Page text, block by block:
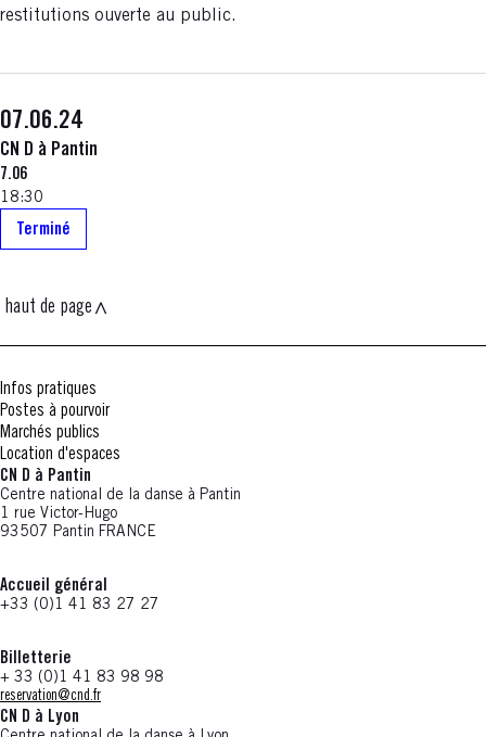
restitutions ouverte au public.
07.06.24
CN D à Pantin
7.06
18:30
Terminé
haut de page
Infos pratiques
Postes à pourvoir
Marchés publics
Location d'espaces
CN D à Pantin
Centre national de la danse à Pantin
1 rue Victor-Hugo
93507 Pantin FRANCE
Accueil général
+33 (0)1 41 83 27 27
Billetterie
+ 33 (0)1 41 83 98 98
reservation@cnd.fr
CN D à Lyon